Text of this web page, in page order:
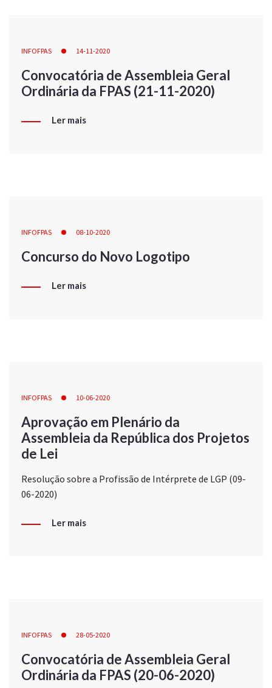
INFOFPAS 14-11-2020
Convocatória de Assembleia Geral
Ordinária da FPAS (21-11-2020)
Ler mais
INFOFPAS 08-10-2020
Concurso do Novo Logotipo
Ler mais
INFOFPAS 10-06-2020
Aprovação em Plenário da
Assembleia da República dos Projetos
de Lei
Resolução sobre a Profissão de Intérprete de LGP (09-
06-2020)
Ler mais
INFOFPAS 28-05-2020
Convocatória de Assembleia Geral
Ordinária da FPAS (20-06-2020)